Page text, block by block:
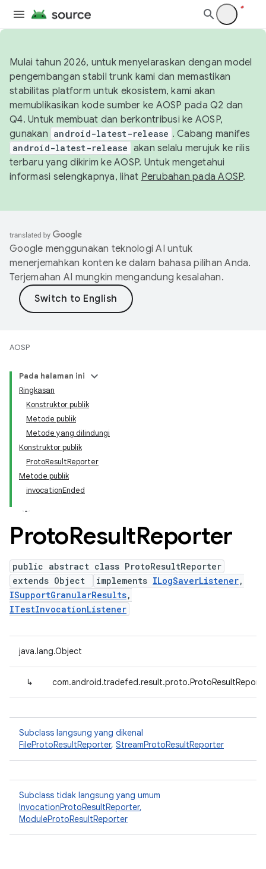
Mulai tahun 2026, untuk menyelaraskan dengan model
pengembangan stabil trunk kami dan memastikan
stabilitas platform untuk ekosistem, kami akan
memublikasikan kode sumber ke AOSP pada Q2 dan
Q4. Untuk membuat dan berkontribusi ke AOSP,
gunakan android-latest-release . Cabang manifes
android-latest-release akan selalu merujuk ke rilis
terbaru yang dikirim ke AOSP. Untuk mengetahui
informasi selengkapnya, lihat Perubahan pada AOSP.
Google menggunakan teknologi AI untuk
menerjemahkan konten ke dalam bahasa pilihan Anda.
Terjemahan AI mungkin mengandung kesalahan.
AOSP
Pada halaman ini
Ringkasan
Konstruktor publik
Metode publik
Metode yang dilindungi
Konstruktor publik
ProtoResultReporter
Metode publik
invocationEnded
ProtoResultReporter
public abstract class ProtoResultReporter
extends Object
implements ILogSaverListener,
ISupportGranularResults,
ITestInvocationListener
java.lang.Object
↳
Subclass langsung yang dikenal
FileProtoResultReporter, StreamProtoResultReporter
Subclass tidak langsung yang umum
InvocationProtoResultReporter,
ModuleProtoResultReporter